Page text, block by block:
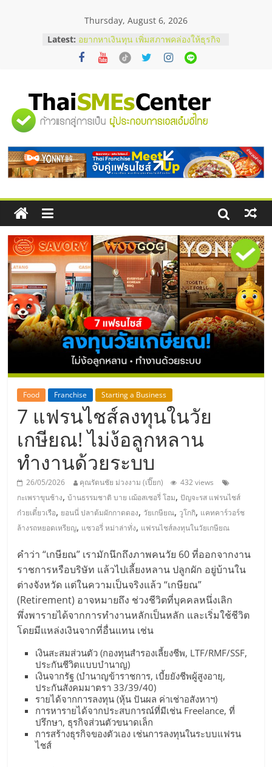
Thursday, August 6, 2026
Latest: บริษัท Cybersecurity ในไทยที่ไหนดี?
วิธีเลือกผู้ให้บริการให้คุ้มค่าและตอบ
โจทย์ธุรกิจ
สัมมนาออนไลน์ โอกาสบริหารสถานี
บริการน้ำมัน Shell
สัมมนาลงทุน แฟรนไชส์ยอนนี่
ไชส์ ครั้งที่ 8
ร้านเครื่องเสียงคุณภาพสูง พร้อม
โซลูชันระบบภาพและเสียง
"ศูนย์
รวม
ข้อมูล
ธุรกิจ
SME
แห่ง
ประเทศไทย,
ThaiSMEsCenter,
รวม
ธุรกิจ
เอ
ส
เอ็
มอี
ไทย,
SMEs,
แฟ
รน
ไชส์,
Food Franchise Starting a Business
7 แฟรนไชส์ลงทุนในวัย
เกษียณ! ไม่ง้อลูกหลาน
ทำงานด้วยระบบ
26/05/2026 คุณรัตนชัย ม่วงงาม (เปี๊ยก)
432 views
กะเพราขุนช้าง,บ้านธรรมชาติ บาย เฌ้อสเซอรี่ โฮม,ปัญจะรส แฟรนไชส์
ก๋วยเตี๋ยวเรือ, ยอนนี่ ปลาต้มผักกาดดอง, วัยเกษียณ, วูโกกิ, แคทคาร์วอร์ช
ล้างรถหยอดเหรียญ, แซวอรี่ หม่าล่าทั่ง, แฟรนไชส์ลงทุนในวัยเกษียณ
คำว่า “เกษียณ” เรามักนึกถึงภาพคนวัย 60 ที่ออกจากงาน
ราชการหรือบริษัท แล้วไปเลี้ยงหลาน ปลูกผัก อยู่บ้านใน
ต่างจังหวัด แต่ในความเป็นจริงแล้ว “เกษียณ”
(Retirement) อาจหมายถึง ช่วงชีวิตที่บุคคลหนึ่งเลิก
พึ่งพารายได้จากการทำงานหลักเป็นหลัก และเริ่มใช้ชีวิต
โดยมีแหล่งเงินจากที่อื่นแทน เช่น
เงินสะสมส่วนตัว (กองทุนสำรองเลี้ยงชีพ, LTF/RMF/SSF,
ประกันชีวิตแบบบำนาญ)
เงินจากรัฐ (บำนาญข้าราชการ, เบี้ยยังชีพผู้สูงอายุ,
ประกันสังคมมาตรา 33/39/40)
รายได้จากการลงทุน (หุ้น ปันผล ค่าเช่าอสังหาฯ)
การหารายได้จากประสบการณ์ที่มีเช่น Freelance, ที่
ปรึกษา, ธุรกิจส่วนตัวขนาดเล็ก
การสร้างธุรกิจของตัวเอง เช่นการลงทุนในระบบแฟรน
ไชส์